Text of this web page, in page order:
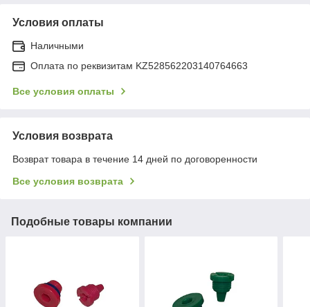
Условия оплаты
Наличными
Оплата по реквизитам KZ528562203140764663
Все условия оплаты
Условия возврата
Возврат товара в течение 14 дней по договоренности
Все условия возврата
Подобные товары компании